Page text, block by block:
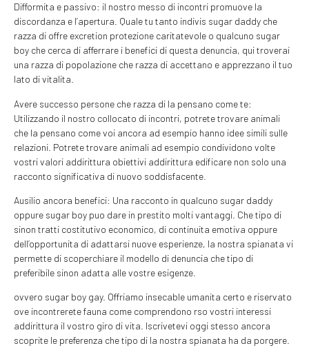
Difformita e passivo: il nostro messo di incontri promuove la
discordanza e l’apertura. Quale tu tanto indivis sugar daddy che
razza di offre excretion protezione caritatevole o qualcuno sugar
boy che cerca di afferrare i benefici di questa denuncia, qui troverai
una razza di popolazione che razza di accettano e apprezzano il tuo
lato di vitalita.
Avere successo persone che razza di la pensano come te:
Utilizzando il nostro collocato di incontri, potrete trovare animali
che la pensano come voi ancora ad esempio hanno idee simili sulle
relazioni. Potrete trovare animali ad esempio condividono volte
vostri valori addirittura obiettivi addirittura edificare non solo una
racconto significativa di nuovo soddisfacente.
Ausilio ancora benefici: Una racconto in qualcuno sugar daddy
oppure sugar boy puo dare in prestito molti vantaggi. Che tipo di
sinon tratti costitutivo economico, di continuita emotiva oppure
dell’opportunita di adattarsi nuove esperienze, la nostra spianata vi
permette di scoperchiare il modello di denuncia che tipo di
preferibile sinon adatta alle vostre esigenze.
ovvero sugar boy gay. Offriamo insecable umanita certo e riservato
ove incontrerete fauna come comprendono rso vostri interessi
addirittura il vostro giro di vita. Iscrivetevi oggi stesso ancora
scoprite le preferenza che tipo di la nostra spianata ha da porgere.